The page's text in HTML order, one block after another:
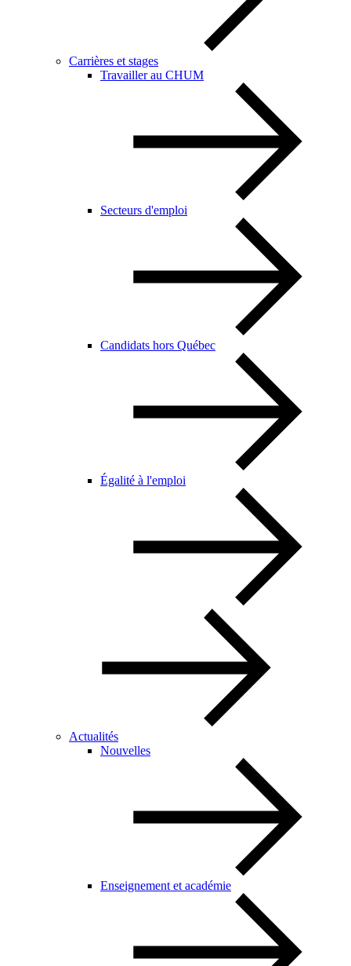
Carrières et stages
Travailler au CHUM
Secteurs d'emploi
Candidats hors Québec
Égalité à l'emploi
Actualités
Nouvelles
Enseignement et académie